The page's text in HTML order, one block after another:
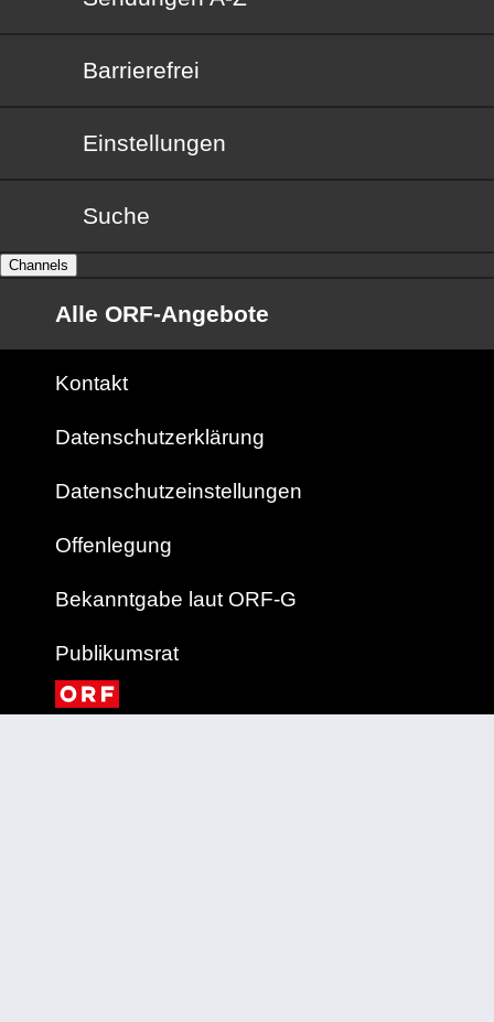
Barrierefrei
Barrierefrei
Einstellungen
Suche
Channels
Alle ORF-Angebote
Kontakt
Datenschutzerklärung
Datenschutzeinstellungen
Offenlegung
Bekanntgabe laut ORF-G
Publikumsrat